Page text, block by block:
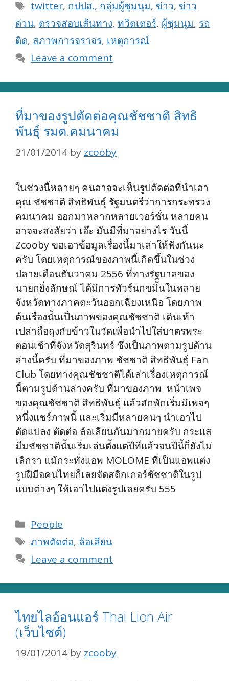
Tags
twitter, กปปส., กลุ่มผู้ชุมนุม, ข่าว, ข่าว
ด่วน, ตรวจสอบเส้นทาง, ทวิตเตอร์, ผู้ชุมนุม, รถ
ติด, สภาพการจราจร, เหตุการณ์
Leave a comment
ที่มาของรูปตัดต่อคุณชัชชาติ สิทธิ
พันธุ์ รมต.คมนาคม
21/01/2014 by zcooby
ในช่วงนี้หลายๆ คนอาจจะเห็นรูปตัดต่อที่นำเอา
คุณ ชัชชาติ สิทธิพันธุ์ รัฐมนตรีว่าการกระทรวง
คมนาคม ออกมาหลากหลายเวอร์ชั่น หลายคน
อาจจะสงสัยว่า เอ๊ะ มันมีที่มาอย่างไร วันนี้
Zcooby ขอเอาข้อมูลเรื่องนี้มาเล่าให้ฟังกันนะ
ครับ โดยเหตุการณ์ของภาพนี้เกิดขึ้นในช่วง
ปลายเดือนธันวาคม 2556 ที่ทางรัฐบาลของ
นายกยิ่งลักษณ์ ได้มีการทัวร์นกขมิ้นในหลาย
จังหวัดทางภาคตะวันออกเฉียงเหนือ โดยภาพ
ต้นเรื่องนั้นเป็นภาพของคุณชัชชาติ เดินเท้า
เปล่าถือถุงกับข้าวในวัดเพื่อนำไปใส่บาตรพระ
ตอนเช้าที่จังหวัดสุรินทร์ ซึ่งเป็นภาพตามรูปด้าน
ล่างนี้ครับ ที่มาของภาพ ชัชชาติ สิทธิพันธุ์ Fan
Club โดยทางคุณชัชชาติได้เล่าเรื่องเหตุการณ์
นี้ตามรูปด้านล่างครับ ที่มาของภาพ หน้าเพจ
ของคุณชัชชาติ สิทธิพันธุ์ แล้วสักพักเริ่มมีเพจๆ
หนึ่งแชร์ภาพนี้ และเริ่มมีหลายคนๆ นำเอาไป
ดัดแปลง ตัดต่อ ล้อเลียนกันมากมายครับ กระแส
มีมชัชชาตินั้นเริ่มเล่นตั้งแต่ปีที่แล้วจนปีนี้ก็ยังไม่
เลิกรา แม้กระทั่งแอพ MOLOME ที่เป็นแอพแต่ง
รูปฝีมือคนไทยก็เลยจัดสติกเกอร์ชัชชาติในรูป
แบบต่างๆ ให้เอาไปแต่งรูปเลยครับ 555
Categories
People
Tags
ภาพตัดต่อ, ล้อเลียน
Leave a comment
ไทยไลอ้อนแอร์ Thai Lion Air
(เว็บไซต์)
19/01/2014 by zcooby